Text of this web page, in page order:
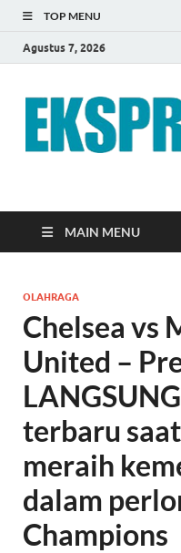
TOP MENU
Agustus 7, 2026
MAIN MENU
OLAHRAGA
Chelsea vs
United –
terbaru
meraih
dalam
Champions